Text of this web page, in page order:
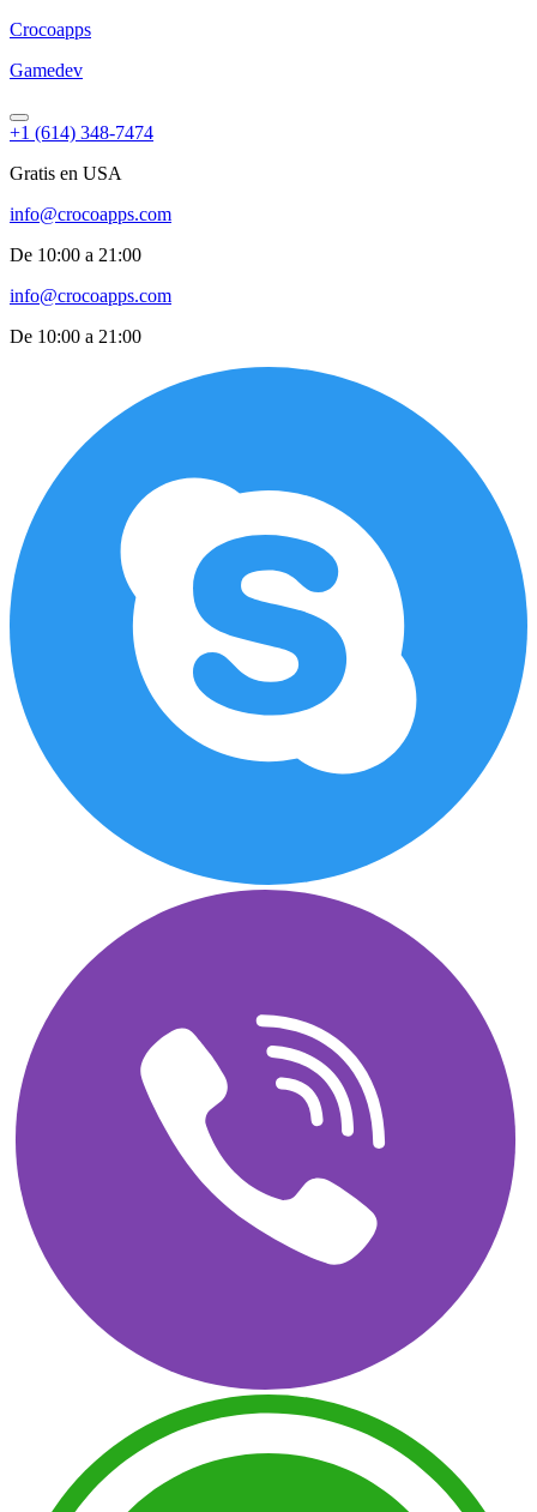
Crocoapps
Gamedev
+1 (614) 348-7474
Gratis en USA
info@crocoapps.com
De 10:00 a 21:00
info@crocoapps.com
De 10:00 a 21:00